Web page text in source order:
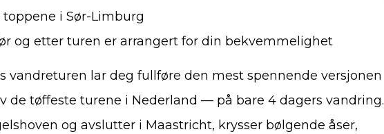
toppene i Sør-Limburg
og etter turen er arrangert for din bekvemmelighet
vandreturen lar deg fullføre den mest spennende versjonen
de tøffeste turene i Nederland — på bare 4 dagers vandring.
og avslutter i Maastricht, krysser bølgende åser,